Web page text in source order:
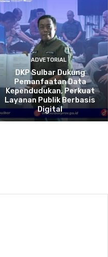
ADVETORIAL
DKP Sulbar Dukung
Pemanfaatan Data
Kependudukan, Perkuat
Layanan Publik Berbasis
Digital